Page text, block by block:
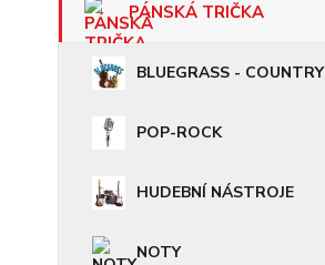
PÁNSKÁ TRIČKA
BLUEGRASS - COUNTRY
POP-ROCK
HUDEBNÍ NÁSTROJE
NOTY